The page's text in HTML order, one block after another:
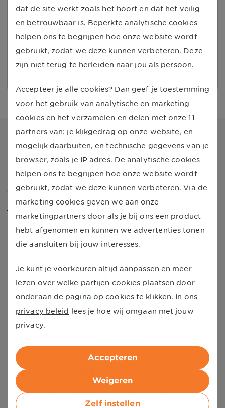
meer vergoeding bij zorgverleners zonder contract.
Als je minder vergoeding nodig hebt, kun je ook
kiezen voor de basisverzekeringen
of
Basis Keuze
Vind een zorgverlener in de buurt
Wij vinden dat zorg voor iedereen binnen handbereik
moet zijn. Daarom hebben we contracten met
verschillende zorgverleners bij jou in de buurt! In de
UnitedConsumers Zorgzoeker zie je eenvoudig alle
zorgverleners met contract. Je hebt een zorgverlener
met contract al in drie stappen gevonden:
Stap 1:vuljouw postcodein.
Stap 2:kies de gewenste zorgsoort.
dat de site werkt zoals het hoort en dat het veilig
en betrouwbaar is. Beperkte analytische cookies
helpen ons te begrijpen hoe onze website wordt
gebruikt, zodat we deze kunnen verbeteren. Deze
zijn niet terug te herleiden naar jou als persoon.
Accepteer je alle cookies? Dan geef je toestemming
voor het gebruik van analytische en marketing
cookies en het verzamelen en delen met onze 11
partners van: je klikgedrag op onze website, en
mogelijk daarbuiten, en technische gegevens van je
browser, zoals je IP adres. De analytische cookies
helpen ons te begrijpen hoe onze website wordt
gebruikt, zodat we deze kunnen verbeteren. Via de
marketing cookies geven we aan onze
marketingpartners door als je bij ons een product
hebt afgenomen en kunnen we advertenties tonen
die aansluiten bij jouw interesses.
Je kunt je voorkeuren altijd aanpassen en meer
lezen over welke partijen cookies plaatsen door
onderaan de pagina op cookies te klikken. In ons
privacy beleid lees je hoe wij omgaan met jouw
privacy.
Accepteren
Weigeren
Zelf instellen